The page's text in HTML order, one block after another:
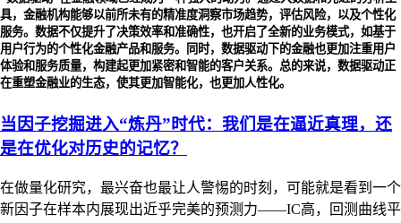
具，金融机构能够以前所未有的精准度洞察市场趋势，评估风险，以及个性化
服务。数据不仅提升了决策效率和准确性，也开启了全新的业务模式，如基于
用户行为的个性化金融产品和服务。同时，数据驱动下的金融也更加注重用户
体验和服务质量，构建起更加紧密和智能的客户关系。总的来说，数据驱动正
在重塑金融业的生态，使其更加智能化，也更加人性化。
当因子挖掘进入“炼丹”时代：我们是在逼近真理，还
是在优化对历史的记忆？
在做量化研究，最兴奋也最让人警惕的时刻，可能就是看到一个
新因子在样本内展现出近乎完美的预测力——IC高，回测曲线平